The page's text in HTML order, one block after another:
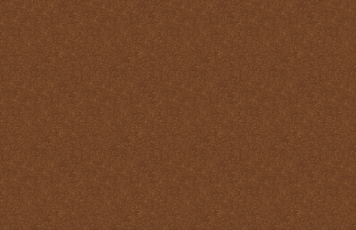
Real y verdadera presencia
de Jesús en la Eucaristía
remotepost@sancta-missa-
cotidiana.org
Reparación
Ser Eucaristía
Sin etiqueta
Transubstanciación
Un milagro de amor